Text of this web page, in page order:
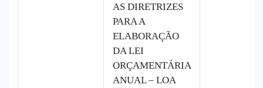
AS DIRETRIZES
PARA A
ELABORAÇÃO
DA LEI
ORÇAMENTÁRIA
ANUAL – LOA